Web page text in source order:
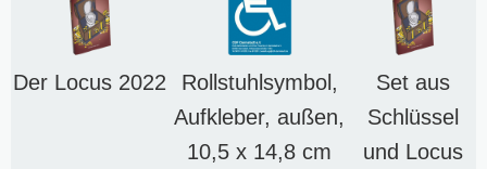
Der Locus 2022
Rollstuhlsymbol,
Aufkleber, außen,
10,5 x 14,8 cm
Set aus
Schlüssel
und Locus